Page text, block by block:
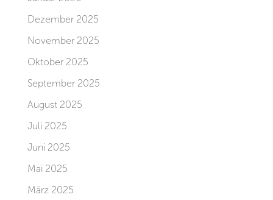
Dezember 2025
November 2025
Oktober 2025
September 2025
August 2025
Juli 2025
Juni 2025
Mai 2025
März 2025